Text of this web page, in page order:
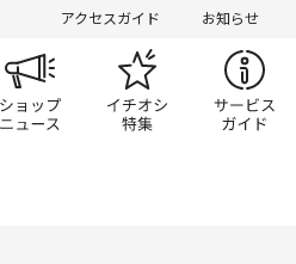
アクセスガイド お知らせ
ーン
ップ一覧 ショップニュースイチオシ特集